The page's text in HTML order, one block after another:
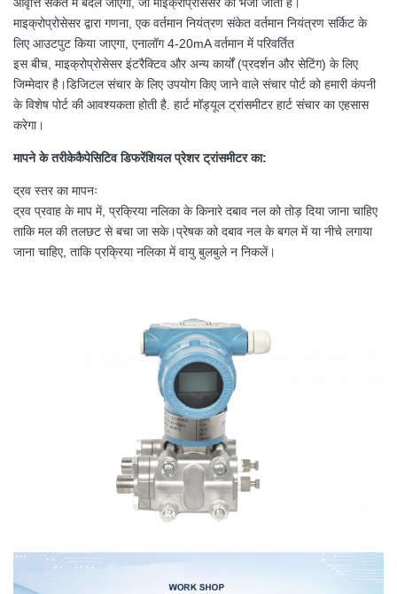
आवृत्ति संकेत में बदल जाएगा, जो माइक्रोप्रोसेसर को भेजा जाता है।
माइक्रोप्रोसेसर द्वारा गणना, एक वर्तमान नियंत्रण संकेत वर्तमान नियंत्रण सर्किट के
लिए आउटपुट किया जाएगा, एनालॉग 4-20mA वर्तमान में परिवर्तित
इस बीच, माइक्रोप्रोसेसर इंटरैक्टिव और अन्य कार्यों (प्रदर्शन और सेटिंग) के लिए
जिम्मेदार है।डिजिटल संचार के लिए उपयोग किए जाने वाले संचार पोर्ट को हमारी कंपनी
के विशेष पोर्ट की आवश्यकता होती है. हार्ट मॉड्यूल ट्रांसमीटर हार्ट संचार का एहसास
करेगा।
मापने के तरीकेकैपेसिटिव डिफरेंशियल प्रेशर ट्रांसमीटर का:
द्रव स्तर का मापनः
द्रव प्रवाह के माप में, प्रक्रिया नलिका के किनारे दबाव नल को तोड़ दिया जाना चाहिए
ताकि मल की तलछट से बचा जा सके।प्रेषक को दबाव नल के बगल में या नीचे लगाया
जाना चाहिए, ताकि प्रक्रिया नलिका में वायु बुलबुले न निकलें।